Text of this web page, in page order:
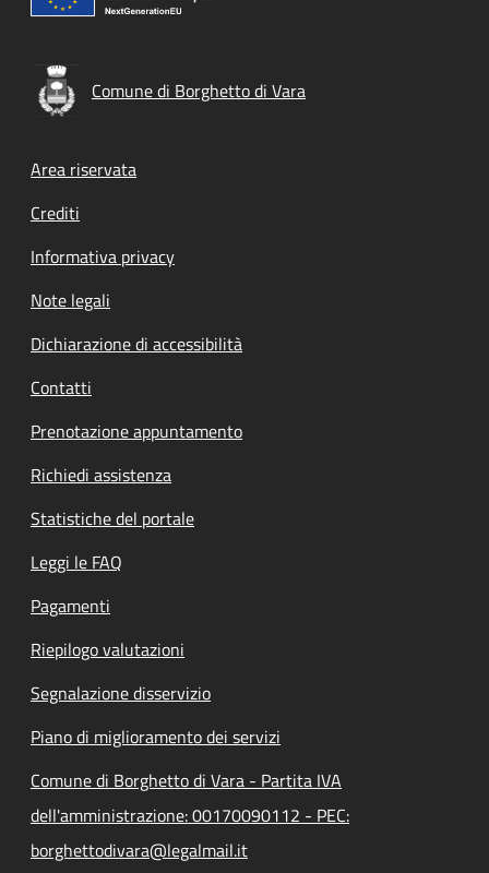
Comune di Borghetto di Vara
Footer menu
Area riservata
Crediti
Informativa privacy
Note legali
Dichiarazione di accessibilità
Contatti
Prenotazione appuntamento
Richiedi assistenza
Statistiche del portale
Leggi le FAQ
Pagamenti
Riepilogo valutazioni
Segnalazione disservizio
Piano di miglioramento dei servizi
Comune di Borghetto di Vara - Partita IVA
dell'amministrazione: 00170090112 - PEC:
borghettodivara@legalmail.it